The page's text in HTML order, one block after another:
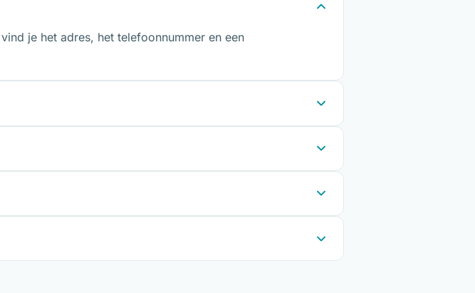
je het adres, het telefoonnummer en een